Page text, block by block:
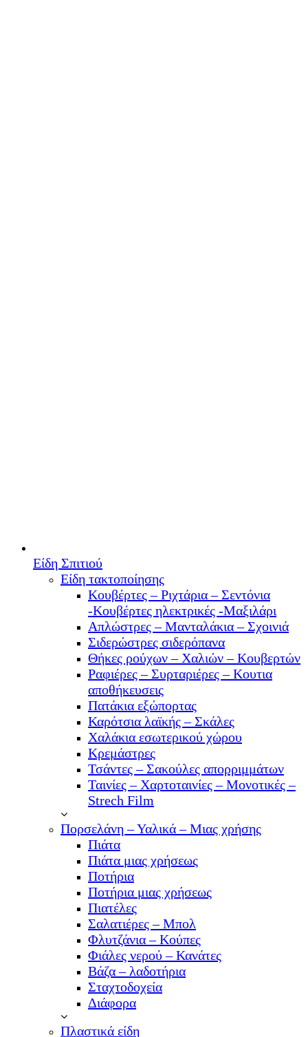
Είδη Σπιτιού
Είδη τακτοποίησης
Κουβέρτες – Ριχτάρια – Σεντόνια
-Κουβέρτες ηλεκτρικές -Μαξιλάρι
Απλώστρες – Μανταλάκια – Σχοινιά
Σιδερώστρες σιδερόπανα
Θήκες ρούχων – Χαλιών – Κουβερτών
Ραφιέρες – Συρταριέρες – Κουτια
αποθήκευσεις
Πατάκια εξώπορτας
Καρότσια λαϊκής – Σκάλες
Χαλάκια εσωτερικού χώρου
Κρεμάστρες
Τσάντες – Σακούλες απορριμμάτων
Ταινίες – Χαρτοταινίες – Μονοτικές –
Strech Film
Πορσελάνη – Υαλικά – Μιας χρήσης
Πιάτα
Πιάτα μιας χρήσεως
Ποτήρια
Ποτήρια μιας χρήσεως
Πιατέλες
Σαλατιέρες – Μπολ
Φλυτζάνια – Κούπες
Φιάλες νερού – Κανάτες
Βάζα – λαδοτήρια
Σταχτοδοχεία
Διάφορα
Πλαστικά είδη